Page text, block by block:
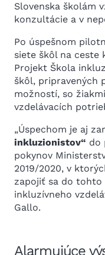
Slovenska školám
konzultácie a v
Po úspešnom
siete škôl na ceste
Projekt Škola
škôl, pripravených
možností, so
vzdelávacích
„Úspechom je aj
inkluzionistov“ do
pokynov
2019/2020, v
zapojiť sa do tohto
inkluzívneho
Gallo.
Alarmujúce